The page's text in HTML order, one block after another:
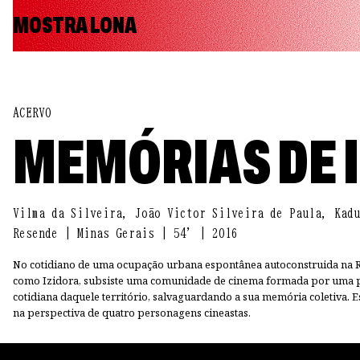
MOSTRA LONA
ACERVO
MEMÓRIAS DE
Vilma da Silveira, João Victor Silveira de Paula,
Resende | Minas Gerais | 54' | 2016
No cotidiano de uma ocupação urbana espontânea autoconstruida
como Izidora, subsiste uma comunidade de cinema formada por
cotidiana daquele território, salvaguardando a sua memória coletiva.
na perspectiva de quatro personagens cineastas.